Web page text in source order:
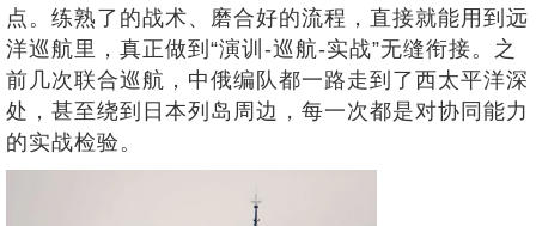
点。练熟了的战术、磨合好的流程，直接就能用到远
洋巡航里，真正做到“演训-巡航-实战”无缝衔接。之
前几次联合巡航，中俄编队都一路走到了西太平洋深
处，甚至绕到日本列岛周边，每一次都是对协同能力
的实战检验。